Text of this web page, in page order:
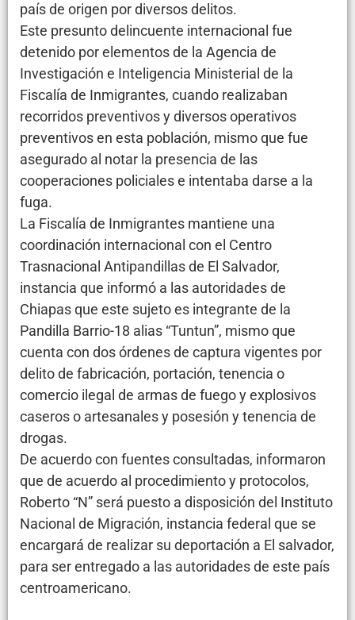
país de origen por diversos delitos.
Este presunto delincuente internacional fue
detenido por elementos de la Agencia de
Investigación e Inteligencia Ministerial de la
Fiscalía de Inmigrantes, cuando realizaban
recorridos preventivos y diversos operativos
preventivos en esta población, mismo que fue
asegurado al notar la presencia de las
cooperaciones policiales e intentaba darse a la
fuga.
La Fiscalía de Inmigrantes mantiene una
coordinación internacional con el Centro
Trasnacional Antipandillas de El Salvador,
instancia que informó a las autoridades de
Chiapas que este sujeto es integrante de la
Pandilla Barrio-18 alias “Tuntun”, mismo que
cuenta con dos órdenes de captura vigentes por
delito de fabricación, portación, tenencia o
comercio ilegal de armas de fuego y explosivos
caseros o artesanales y posesión y tenencia de
drogas.
De acuerdo con fuentes consultadas, informaron
que de acuerdo al procedimiento y protocolos,
Roberto “N” será puesto a disposición del Instituto
Nacional de Migración, instancia federal que se
encargará de realizar su deportación a El salvador,
para ser entregado a las autoridades de este país
centroamericano.